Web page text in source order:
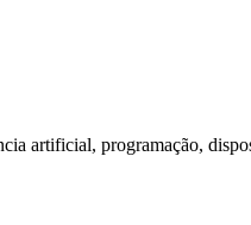
artificial, programação,